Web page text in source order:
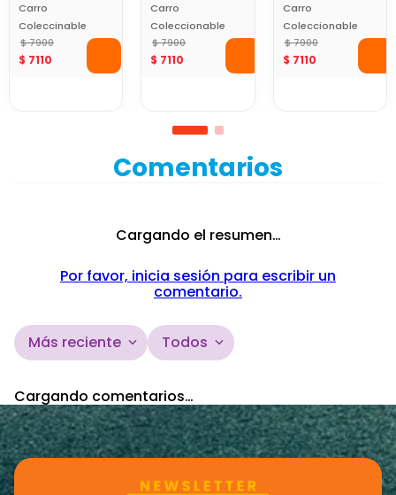
Carro
Coleccinable
Die Cast Azul
Perla Fast
$ 7900
$ 7110
Carro
Coleccionable
Die Cast
Diseño Verde
$ 7900
$ 7110
Carro
Coleccionable
Die Cast
Diseño Rojo
$ 7900
$ 7110
Comentarios
Cargando el resumen…
Por favor, inicia sesión para escribir un
comentario.
Más reciente Todos
Cargando comentarios…